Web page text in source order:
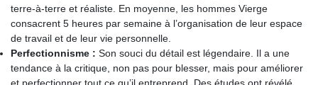
terre-à-terre et réaliste. En moyenne, les hommes Vierge
consacrent 5 heures par semaine à l’organisation de leur espace
de travail et de leur vie personnelle.
Perfectionnisme : Son souci du détail est légendaire. Il a une
tendance à la critique, non pas pour blesser, mais pour améliorer